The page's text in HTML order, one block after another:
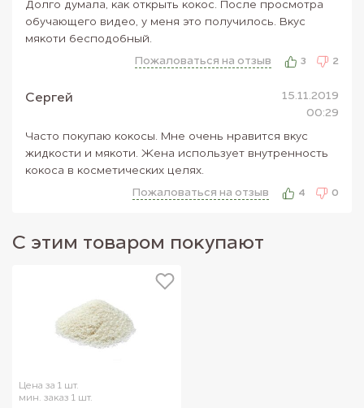
Витамин В -------------------0,06мг
Витамин В9-------------------30,00мкг
Внешний вид товара может отличаться от изображений,
Долго думала, как открыть кокос. После просмотра
обучающего видео, у меня это получилось. Вкус
мякоти бесподобный.
Пожаловаться на отзыв
3 2
Сергей
15.11.2019
00:29
Часто покупаю кокосы. Мне очень нравится вкус
жидкости и мякоти. Жена использует внутренность
кокоса в косметических целях.
Пожаловаться на отзыв
4 0
С этим товаром покупают
Цена за 1 шт.
мин. заказ 1 шт.